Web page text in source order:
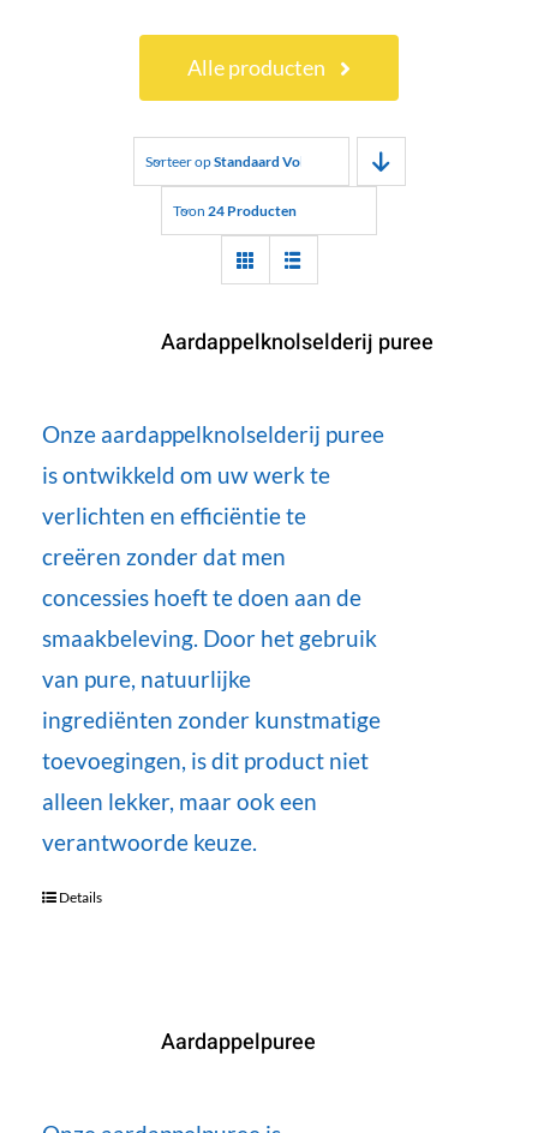
Alle producten
Sorteer opStandaard Volgorde
Toon 24 Producten
Aardappelknolselderij puree
Onze aardappelknolselderij puree
is ontwikkeld om uw werk te
verlichten en efficiëntie te
creëren zonder dat men
concessies hoeft te doen aan de
smaakbeleving. Door het gebruik
van pure, natuurlijke
ingrediënten zonder kunstmatige
toevoegingen, is dit product niet
alleen lekker, maar ook een
verantwoorde keuze.
Details
Aardappelpuree